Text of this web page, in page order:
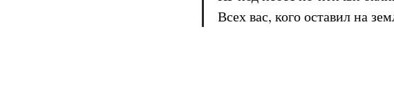
Всех вас, кого оставил на